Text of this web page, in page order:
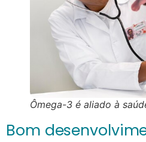
Ômega-3 é aliado à
Bom